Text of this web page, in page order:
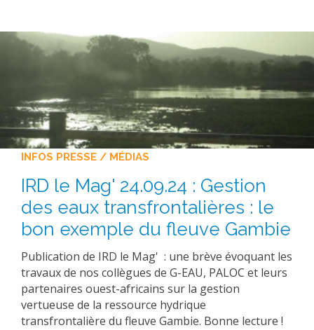
INFOS PRESSE / MÉDIAS
IRD le Mag' 24.09.24 : Gestion
des eaux transfrontalières : le
bon exemple du fleuve Gambie
Publication de IRD le Mag' : une brève évoquant les
travaux de nos collègues de G-EAU, PALOC et leurs
partenaires ouest-africains sur la gestion
vertueuse de la ressource hydrique
transfrontalière du fleuve Gambie. Bonne lecture !